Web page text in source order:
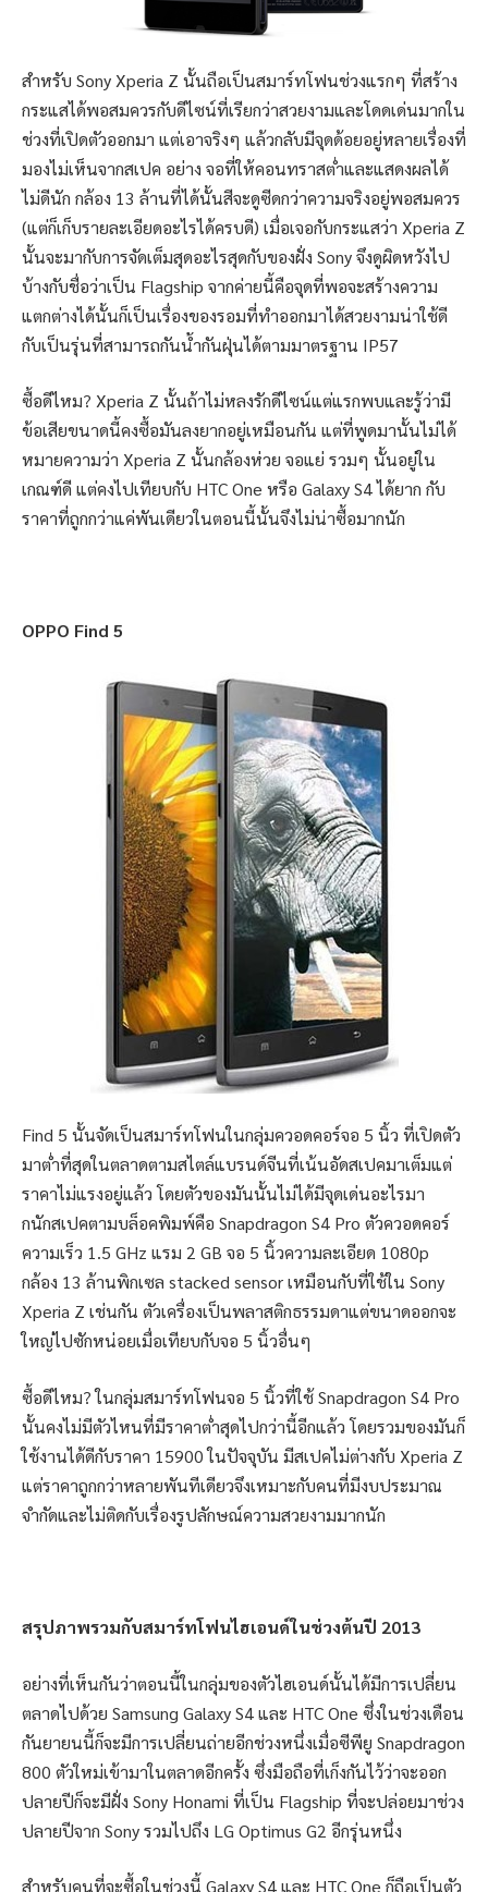
สำหรับ Sony Xperia Z นั้นถือเป็นสมาร์ทโฟนช่วงแรกๆ ที่สร้าง
กระแสได้พอสมควรกับดีไซน์ที่เรียกว่าสวยงามและโดดเด่นมากใน
ช่วงที่เปิดตัวออกมา แต่เอาจริงๆ แล้วกลับมีจุดด้อยอยู่หลายเรื่องที่
มองไม่เห็นจากสเปค อย่าง จอที่ให้คอนทราสต่ำและแสดงผลได้
ไม่ดีนัก กล้อง 13 ล้านที่ได้นั้นสีจะดูซีดกว่าความจริงอยู่พอสมควร
(แต่ก็เก็บรายละเอียดอะไรได้ครบดี) เมื่อเจอกับกระแสว่า Xperia Z
นั้นจะมากับการจัดเต็มสุดอะไรสุดกับของฝั่ง Sony จึงดูผิดหวังไป
บ้างกับชื่อว่าเป็น Flagship จากค่ายนี้คือจุดที่พอจะสร้างความ
แตกต่างได้นั้นก็เป็นเรื่องของรอมที่ทำออกมาได้สวยงามน่าใช้ดี
กับเป็นรุ่นที่สามารถกันน้ำกันฝุ่นได้ตามมาตรฐาน IP57
ซื้อดีไหม? Xperia Z นั้นถ้าไม่หลงรักดีไซน์แต่แรกพบและรู้ว่ามี
ข้อเสียขนาดนี้คงซื้อมันลงยากอยู่เหมือนกัน แต่ที่พูดมานั้นไม่ได้
หมายความว่า Xperia Z นั้นกล้องห่วย จอแย่ รวมๆ นั้นอยู่ใน
เกณฑ์ดี แต่คงไปเทียบกับ HTC One หรือ Galaxy S4 ได้ยาก กับ
ราคาที่ถูกกว่าแค่พันเดียวในตอนนี้นั้นจึงไม่น่าซื้อมากนัก
OPPO Find 5
Find 5 นั้นจัดเป็นสมาร์ทโฟนในกลุ่มควอดคอร์จอ 5 นิ้ว ที่เปิดตัว
มาต่ำที่สุดในตลาดตามสไตล์แบรนด์จีนที่เน้นอัดสเปคมาเต็มแต่
ราคาไม่แรงอยู่แล้ว โดยตัวของมันนั้นไม่ได้มีจุดเด่นอะไรมา
กนักสเปคตามบล็อคพิมพ์คือ Snapdragon S4 Pro ตัวควอดคอร์
ความเร็ว 1.5 GHz แรม 2 GB จอ 5 นิ้วความละเอียด 1080p
กล้อง 13 ล้านพิกเซล stacked sensor เหมือนกับที่ใช้ใน Sony
Xperia Z เช่นกัน ตัวเครื่องเป็นพลาสติกธรรมดาแต่ขนาดออกจะ
ใหญ่ไปซักหน่อยเมื่อเทียบกับจอ 5 นิ้วอื่นๆ
ซื้อดีไหม? ในกลุ่มสมาร์ทโฟนจอ 5 นิ้วที่ใช้ Snapdragon S4 Pro
นั้นคงไม่มีตัวไหนที่มีราคาต่ำสุดไปกว่านี้อีกแล้ว โดยรวมของมันก็
ใช้งานได้ดีกับราคา 15900 ในปัจจุบัน มีสเปคไม่ต่างกับ Xperia Z
แต่ราคาถูกกว่าหลายพันทีเดียวจึงเหมาะกับคนที่มีงบประมาณ
จำกัดและไม่ติดกับเรื่องรูปลักษณ์ความสวยงามมากนัก
สรุปภาพรวมกับสมาร์ทโฟนไฮเอนด์ในช่วงต้นปี 2013
อย่างที่เห็นกันว่าตอนนี้ในกลุ่มของตัวไฮเอนด์นั้นได้มีการเปลี่ยน
ตลาดไปด้วย Samsung Galaxy S4 และ HTC One ซึ่งในช่วงเดือน
กันยายนนี้ก็จะมีการเปลี่ยนถ่ายอีกช่วงหนึ่งเมื่อซีพียู Snapdragon
800 ตัวใหม่เข้ามาในตลาดอีกครั้ง ซึ่งมือถือที่เก็งกันไว้ว่าจะออก
ปลายปีก็จะมีฝั่ง Sony Honami ที่เป็น Flagship ที่จะปล่อยมาช่วง
ปลายปีจาก Sony รวมไปถึง LG Optimus G2 อีกรุ่นหนึ่ง
สำหรับคนที่จะซื้อในช่วงนี้ Galaxy S4 และ HTC One ก็ถือเป็นตัว